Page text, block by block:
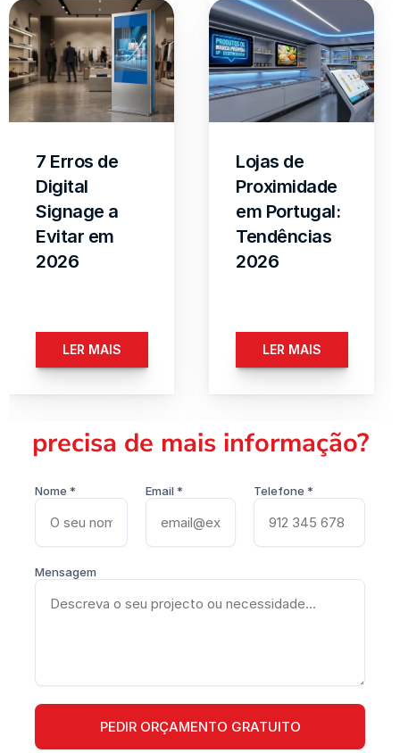
7 Erros de
Digital
Signage a
Evitar em
2026
LER MAIS
Lojas de
Proximidade
em Portugal:
Tendências
2026
LER MAIS
precisa de mais informação?
Nome * Email * Telefone *
Mensagem